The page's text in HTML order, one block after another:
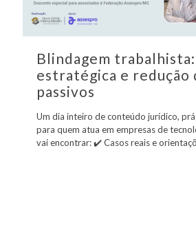
Blindagem
estratégica e redução
passivos
Um dia inteiro de conteúdo jurídico,
para quem atua em empresas de
vai encontrar: ✔️ Casos reais e